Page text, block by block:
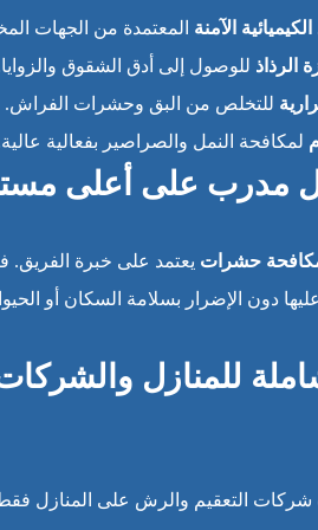
الآمنة المعتمدة من الجهات
الرذاذ للوصول إلى أدق الشقوق
للتخلص من البق وحشرات الفراش.
لمكافحة النمل والصراصير بفعالية
مدرب على أعلى
حشرات يعتمد على خبرة الفريق.
دون الإضرار بسلامة السكان أو
للمنازل
شركات التعقيم والرش على المنازل